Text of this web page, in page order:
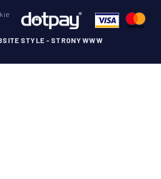
STYLE - STRONY WWW